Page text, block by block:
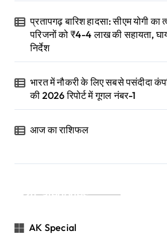
प्रतापगढ़ बारिश हादसा: सीएम योगी
परिजनों को ₹4-4 लाख की सहायता,
निर्देश
भारत में नौकरी के लिए सबसे पसंदीदा
की 2026 रिपोर्ट में गूगल नंबर-1
आज का राशिफल
Categories
AK Special